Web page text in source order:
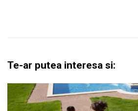
Te-ar putea interesa si: